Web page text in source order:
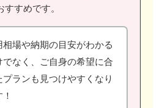
すめです。
相場や納期の目安がわかる
でなく、ご自身の希望に合
プランも見つけやすくなり